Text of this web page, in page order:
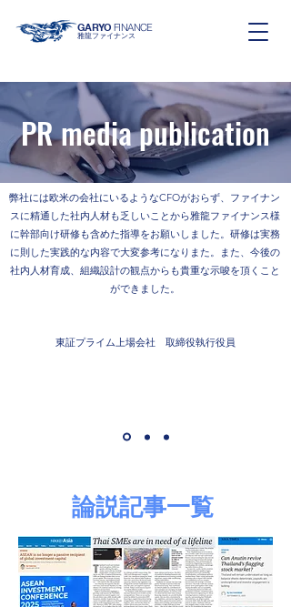
GARYO FINANCE
雅龍ファイナンス
PR media publication
弊社には欧米の会社にいるようなCFOがおらず、ファイナン
スに精通した社内人材も乏しいことから雅龍ファイナンス様
に幹部向け研修も含めた指導をお願いしました。 研修は実務
に則した実践的な内容で大変参考になりまた。また、今後の
社内人材育成、組織設計の観点からも貴重な示唆を頂くこと
ができました。
東証プライム上場会社 取締役執行役員
論説記事一覧